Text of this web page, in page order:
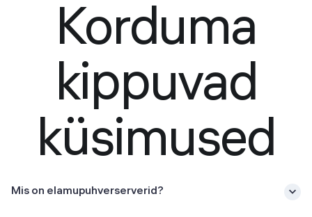
Korduma
kippuvad
küsimused
Mis on elamupuhverserverid?